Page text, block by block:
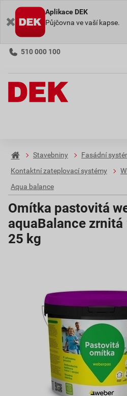
Aplikace DEK
Půjčovna ve vaší kapse.
510 000 100
Stavebniny
Fasádní
Kontaktní zateplovací systémy
Aqua balance
Omítka pastovitá
aquaBalance zrnitá
25 kg